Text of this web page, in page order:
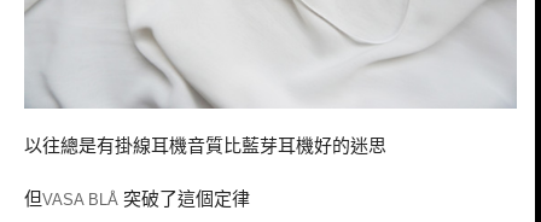
以往總是有掛線耳機音質比藍芽耳機好的迷思
但VASA BLÅ 突破了這個定律